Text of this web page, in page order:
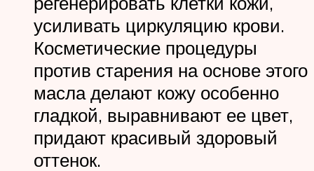
усиливать циркуляцию крови.
Косметические процедуры
против старения на основе этого
масла делают кожу особенно
гладкой, выравнивают ее цвет,
придают красивый здоровый
оттенок.